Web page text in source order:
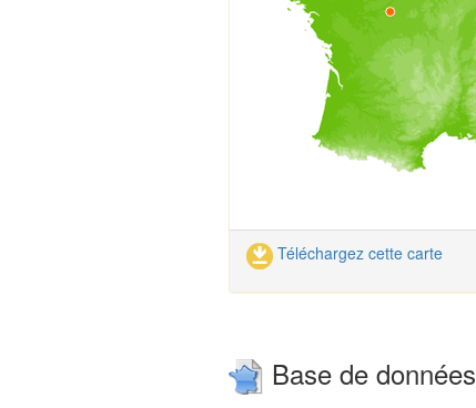
Téléchargez cette carte
Base de données